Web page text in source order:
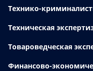
Технико-
Техническая
Товароведческая
Финансово-